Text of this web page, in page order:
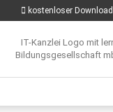
kostenloser